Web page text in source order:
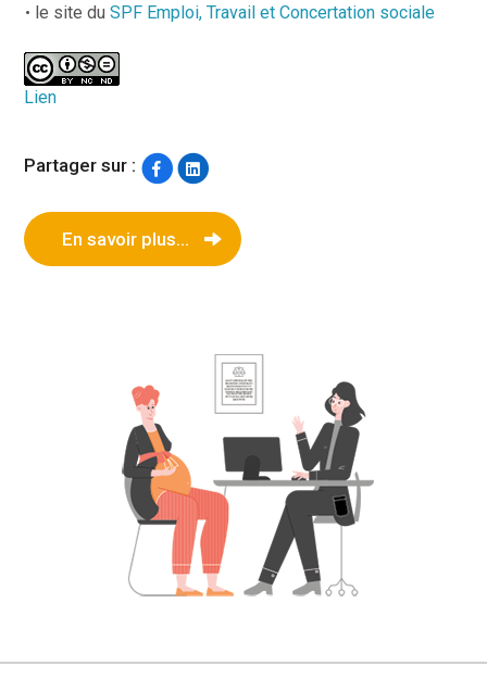
le site duSPF Emploi, Travail et Concertation sociale
Lien
Partager sur :
En savoir plus...